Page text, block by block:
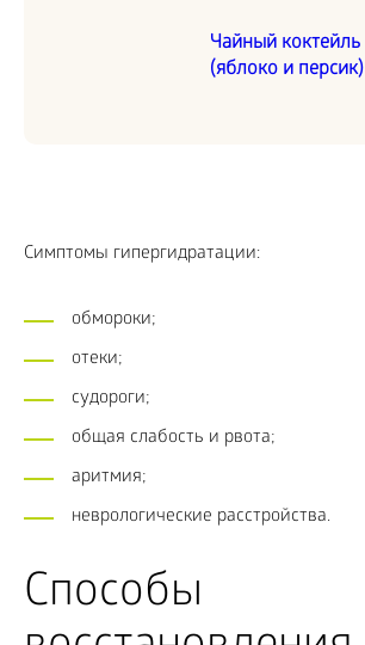
Чайный коктейль
(яблоко и персик)
Симптомы гипергидратации:
обмороки;
отеки;
судороги;
общая слабость и рвота;
аритмия;
неврологические расстройства.
Способы